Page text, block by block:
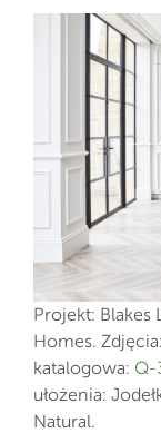
Projekt: Blakes
Homes.
katalogowa: Q-
ułożenia:
Natural.